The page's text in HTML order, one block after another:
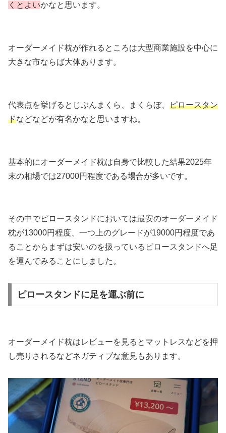
くとよいかなと思います。
オーダーメイド枕が作れるところは大型商業施設を中心に
大きな市ならば大体あります。
代表点を挙げるとじぶんまくら、まくらぼ、 ピロースタン
ドなどなどが有名かなと思いますね。
基本的にオーダーメイド枕は自身で比較した結果2025年
末の相場では27000円程度である場合が多いです。
その中でピロースタンドにおいては最安のオーダーメイド
枕が13000円程度、一つ上のグレードが19000円程度であ
ることからまずは安いのを扱っているピロースタンドへ足
を運んでみることにしました。
ピロースタンドに足を運ぶ前に
オーダーメイド枕はレビューを見るとマットレスなどを押
し売りされるなどネガティブな意見もあります。